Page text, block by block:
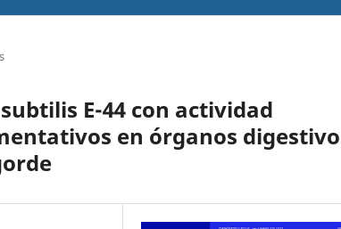
E-44 con actividad
en órganos